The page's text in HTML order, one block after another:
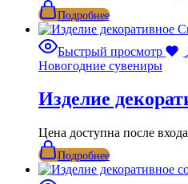
Подробнее
Быстрый просмотр
Новогодние сувениры
Изделие
Цена доступна после входа
Подробнее